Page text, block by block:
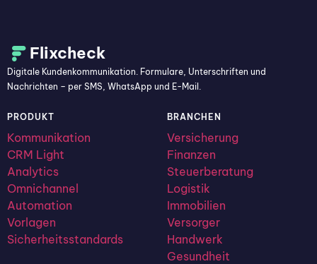
Flixcheck
Digitale Kundenkommunikation. Formulare, Unterschriften und
Nachrichten – per SMS, WhatsApp und E-Mail.
PRODUKT
Kommunikation
CRM Light
Analytics
Omnichannel
Automation
Vorlagen
Sicherheitsstandards
BRANCHEN
Versicherung
Finanzen
Steuerberatung
Logistik
Immobilien
Versorger
Handwerk
Gesundheit